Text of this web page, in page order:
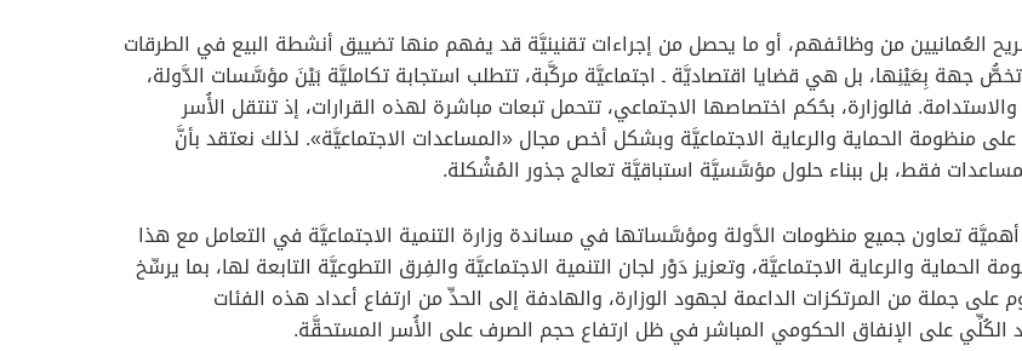
العُمانيين من وظائفهم، أو ما يحصل من إجراءات تقنينيَّة قد يفهم منها تضييق أنشطة البيع في الطرقات
جهة بِعَيْنِها، بل هي قضايا اقتصاديَّة ـ اجتماعيَّة مركَّبة، تتطلب استجابة تكامليَّة بَيْنَ مؤسَّسات الدَّولة،
رؤية «عُمان 2040» في التمكين والاستدامة. فالوزارة، بحُكم اختصاصها الاجتماعي، تتحمل تبعات مباشرة لهذه القرارات، إذ تنتقل الأُسر
على منظومة الحماية والرعاية الاجتماعيَّة وبشكل أخص مجال «المساعدات الاجتماعيَّة». لذلك نعتقد بأنَّ
فقط، بل ببناء حلول مؤسَّسيَّة استباقيَّة تعالج جذور المُشْكلة.
تعاون جميع منظومات الدَّولة ومؤسَّساتها في مساندة وزارة التنمية الاجتماعيَّة في التعامل مع هذا
والرعاية الاجتماعيَّة، وتعزيز دَوْر لجان التنمية الاجتماعيَّة والفِرق التطوعيَّة التابعة لها، بما يرسِّخ
جملة من المرتكزات الداعمة لجهود الوزارة، والهادفة إلى الحدِّ من ارتفاع أعداد هذه الفئات
على الإنفاق الحكومي المباشر في ظل ارتفاع حجم الصرف على الأُسر المستحقَّة.